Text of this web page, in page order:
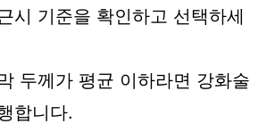
시 기준을 확인하고 선택하세
두께가 평균 이하라면 강화술
합니다.